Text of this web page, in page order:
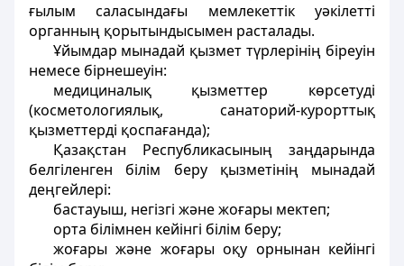
ғылым саласындағы мемлекеттік уәкілетті
органның қорытындысымен расталады.
Ұйымдар мынадай қызмет түрлерінің біреуін
немесе бірнешеуін:
медициналық қызметтер көрсетудi
(косметологиялық, санаторий-курорттық
қызметтердi қоспағанда);
Қазақстан Республикасының заңдарында
белгіленген білім беру қызметінің мынадай
деңгейлері:
бастауыш, негізгі және жоғары мектеп;
орта білімнен кейінгі білім беру;
жоғары және жоғары оқу орнынан кейінгі